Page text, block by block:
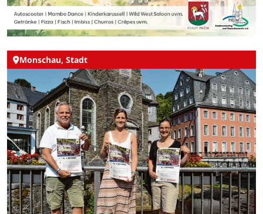
Monschau, Stadt